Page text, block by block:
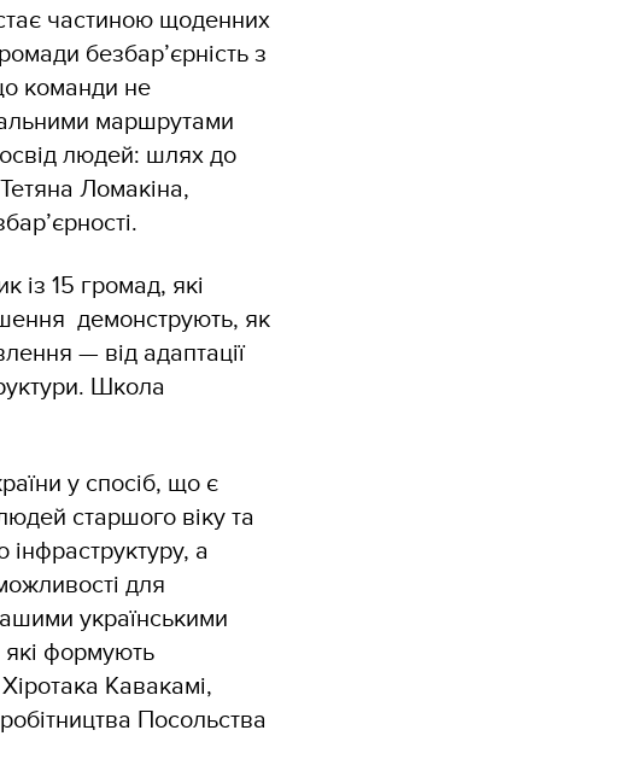
частиною щоденних
безбар’єрність з
команди не
маршрутами
людей: шлях до
Ломакіна,
15 громад, які
демонструють, як
— від адаптації
Школа
у спосіб, що є
старшого віку та
а
для
українськими
які формують
Кавакамі,
Посольства